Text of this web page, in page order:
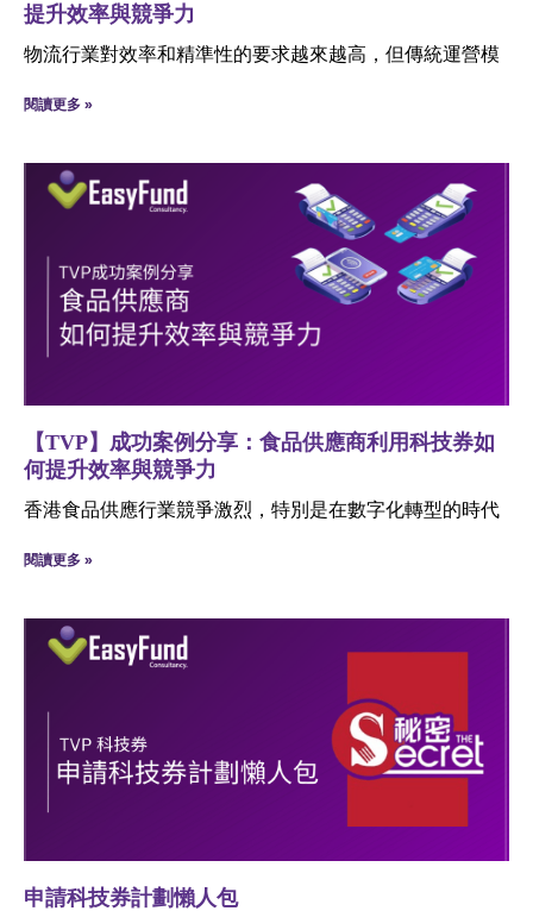
提升效率與競爭力
物流行業對效率和精準性的要求越來越高，但傳統運營模
閱讀更多 »
【TVP】成功案例分享：食品供應商利用科技券如
何提升效率與競爭力
香港食品供應行業競爭激烈，特別是在數字化轉型的時代
閱讀更多 »
申請科技券計劃懶人包